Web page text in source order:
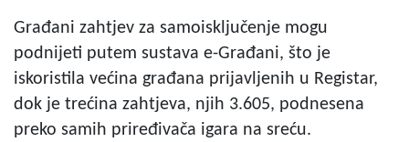
Građani zahtjev za samoisključenje mogu
podnijeti putem sustava e-Građani, što je
iskoristila većina građana prijavljenih u Registar,
dok je trećina zahtjeva, njih 3.605, podnesena
preko samih priređivača igara na sreću.